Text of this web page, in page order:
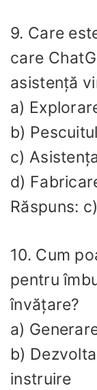
9. Care
care
asistență
a)
b)
c)
d)
Răspuns:
10. Cum
pentru
învățare?
a)
b)
instruire